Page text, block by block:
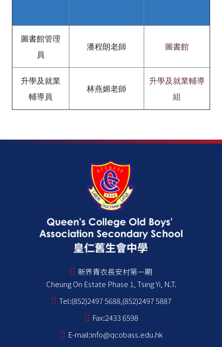
圖書館管理
員
潘程朗老師 圖書館
升學及就業
輔導員
林燕媚老師
升學及就業輔導
組
新界青衣長安村第一期
Cheung On Estate Phase 1, Tsing Yi, N.T.
Tel:(852)2497 5688,(852)2497 5887
Fax:2433 6598
E-mail:info@qcobass.edu.hk